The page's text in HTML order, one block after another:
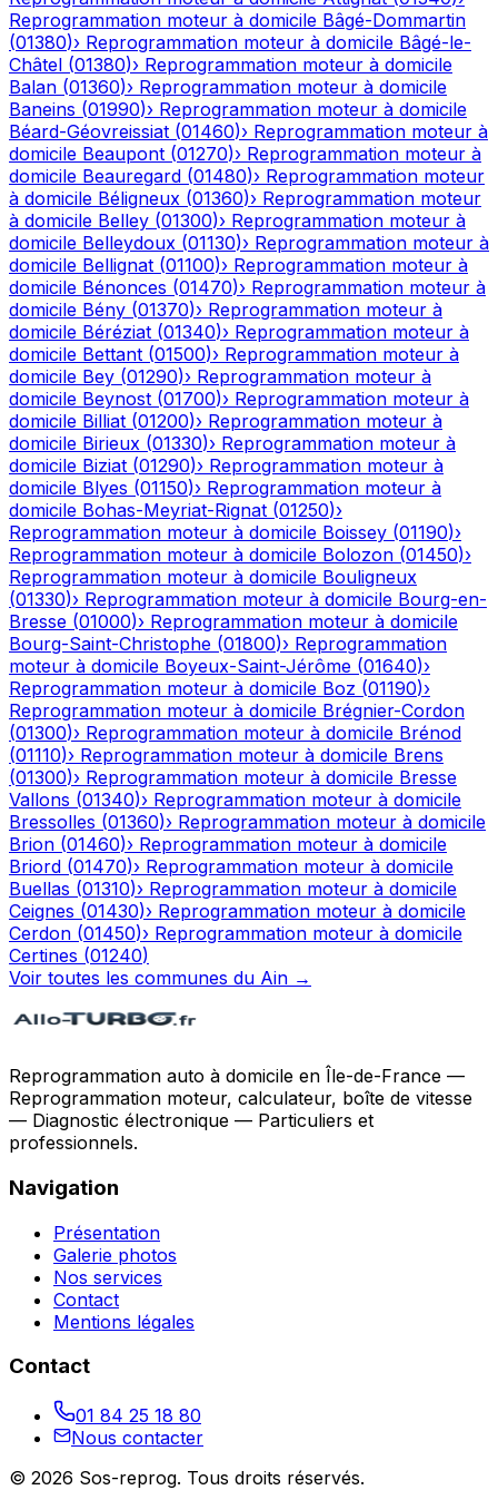
Reprogrammation moteur à domicile Bâgé-Dommartin
(01380)› Reprogrammation moteur à domicile Bâgé-le-
Châtel (01380)› Reprogrammation moteur à domicile
Balan (01360)› Reprogrammation moteur à domicile
Baneins (01990)› Reprogrammation moteur à domicile
Béard-Géovreissiat (01460)› Reprogrammation moteur à
domicile Beaupont (01270)› Reprogrammation moteur à
domicile Beauregard (01480)› Reprogrammation moteur
à domicile Béligneux (01360)› Reprogrammation moteur
à domicile Belley (01300)› Reprogrammation moteur à
domicile Belleydoux (01130)› Reprogrammation moteur à
domicile Bellignat (01100)› Reprogrammation moteur à
domicile Bénonces (01470)› Reprogrammation moteur à
domicile Bény (01370)› Reprogrammation moteur à
domicile Béréziat (01340)› Reprogrammation moteur à
domicile Bettant (01500)› Reprogrammation moteur à
domicile Bey (01290)› Reprogrammation moteur à
domicile Beynost (01700)› Reprogrammation moteur à
domicile Billiat (01200)› Reprogrammation moteur à
domicile Birieux (01330)› Reprogrammation moteur à
domicile Biziat (01290)› Reprogrammation moteur à
domicile Blyes (01150)› Reprogrammation moteur à
domicile Bohas-Meyriat-Rignat (01250)›
Reprogrammation moteur à domicile Boissey (01190)›
Reprogrammation moteur à domicile Bolozon (01450)›
Reprogrammation moteur à domicile Bouligneux
(01330)› Reprogrammation moteur à domicile Bourg-en-
Bresse (01000)› Reprogrammation moteur à domicile
Bourg-Saint-Christophe (01800)› Reprogrammation
moteur à domicile Boyeux-Saint-Jérôme (01640)›
Reprogrammation moteur à domicile Boz (01190)›
Reprogrammation moteur à domicile Brégnier-Cordon
(01300)› Reprogrammation moteur à domicile Brénod
(01110)› Reprogrammation moteur à domicile Brens
(01300)› Reprogrammation moteur à domicile Bresse
Vallons (01340)› Reprogrammation moteur à domicile
Bressolles (01360)› Reprogrammation moteur à domicile
Brion (01460)› Reprogrammation moteur à domicile
Briord (01470)› Reprogrammation moteur à domicile
Buellas (01310)› Reprogrammation moteur à domicile
Ceignes (01430)› Reprogrammation moteur à domicile
Cerdon (01450)› Reprogrammation moteur à domicile
Certines (01240)
Voir toutes les communes du Ain →
Reprogrammation auto à domicile en Île-de-France —
Reprogrammation moteur, calculateur, boîte de vitesse
— Diagnostic électronique — Particuliers et
professionnels.
Navigation
Présentation
Galerie photos
Nos services
Contact
Mentions légales
Contact
01 84 25 18 80
Nous contacter
© 2026 Sos-reprog. Tous droits réservés.